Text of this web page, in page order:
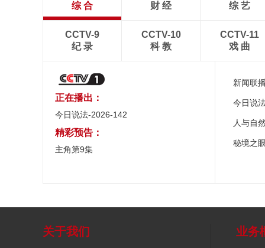
综 合
财 经
综 艺
CCTV-9
纪 录
CCTV-10
科 教
CCTV-11
戏 曲
正在播出：
今日说法-2026-142
精彩预告：
主角第9集
新闻联
今日说
人与自
秘境之
关于我们 业务